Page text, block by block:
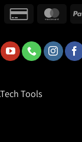
© B.Tech Tools